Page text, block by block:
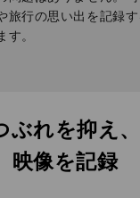
映像を記録
り明瞭な映像を記録